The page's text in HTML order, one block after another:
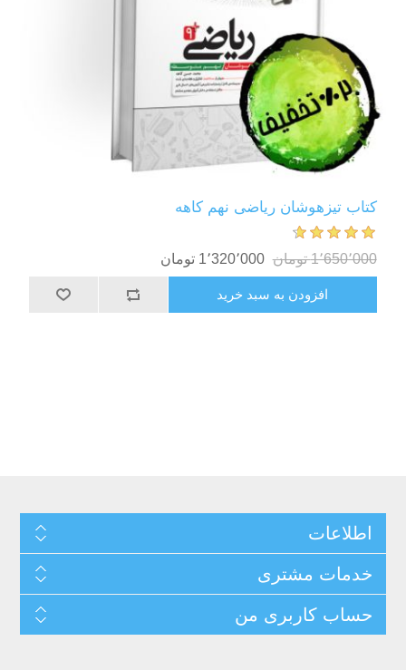
کتاب تیزهوشان ریاضی نهم کاهه
1٬650٬000 تومان 1٬320٬000 تومان
افزودن به سبد خرید
اطلاعات
خدمات مشتری
حساب کاربری من